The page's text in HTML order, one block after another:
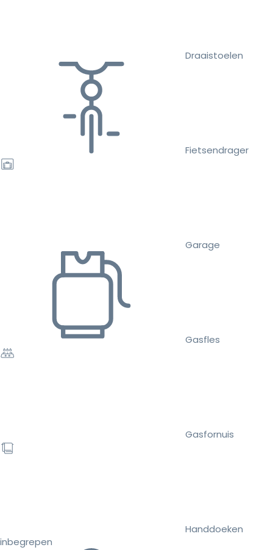
Draaistoelen
Fietsendrager
Garage
Gasfles
Gasfornuis
Handdoeken
inbegrepen